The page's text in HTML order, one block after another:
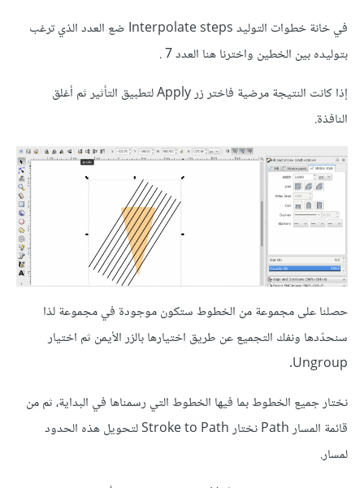
في خانة خطوات التوليد Interpolate steps ضع العدد الذي ترغب
بتوليده بين الخطين واخترنا هنا العدد 7 .
إذا كانت النتيجة مرضية فاختر زر Apply لتطبيق التأثير ثم أغلق
النافذة.
حصلنا على مجموعة من الخطوط ستكون موجودة في مجموعة لذا
سنحدّدها ونفك التجميع عن طريق اختيارها بالزر الأيمن ثم اختيار
Ungroup.
نختار جميع الخطوط بما فيها الخطوط التي رسمناها في البداية، ثم من
قائمة المسار Path نختار Stroke to Path لتحويل هذه الحدود
لمسار.